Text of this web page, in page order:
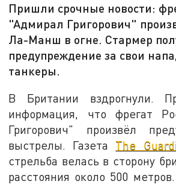
Пришли срочные новости:
"Адмирал Григорович"
Ла-Манш в огне. Стармер
предупреждение за свои
танкеры.
В Британии вздрогнули.
информация, что фрегат
Григорович" произвёл
выстрелы. Газета The
стрельба велась в сторону
расстояния около 500